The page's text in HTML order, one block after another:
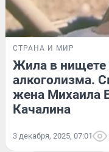
СТРАНА И МИР
Жила в нищете
алкоголизма.
жена Михаила
Качалина
3 декабря, 2025, 07:01